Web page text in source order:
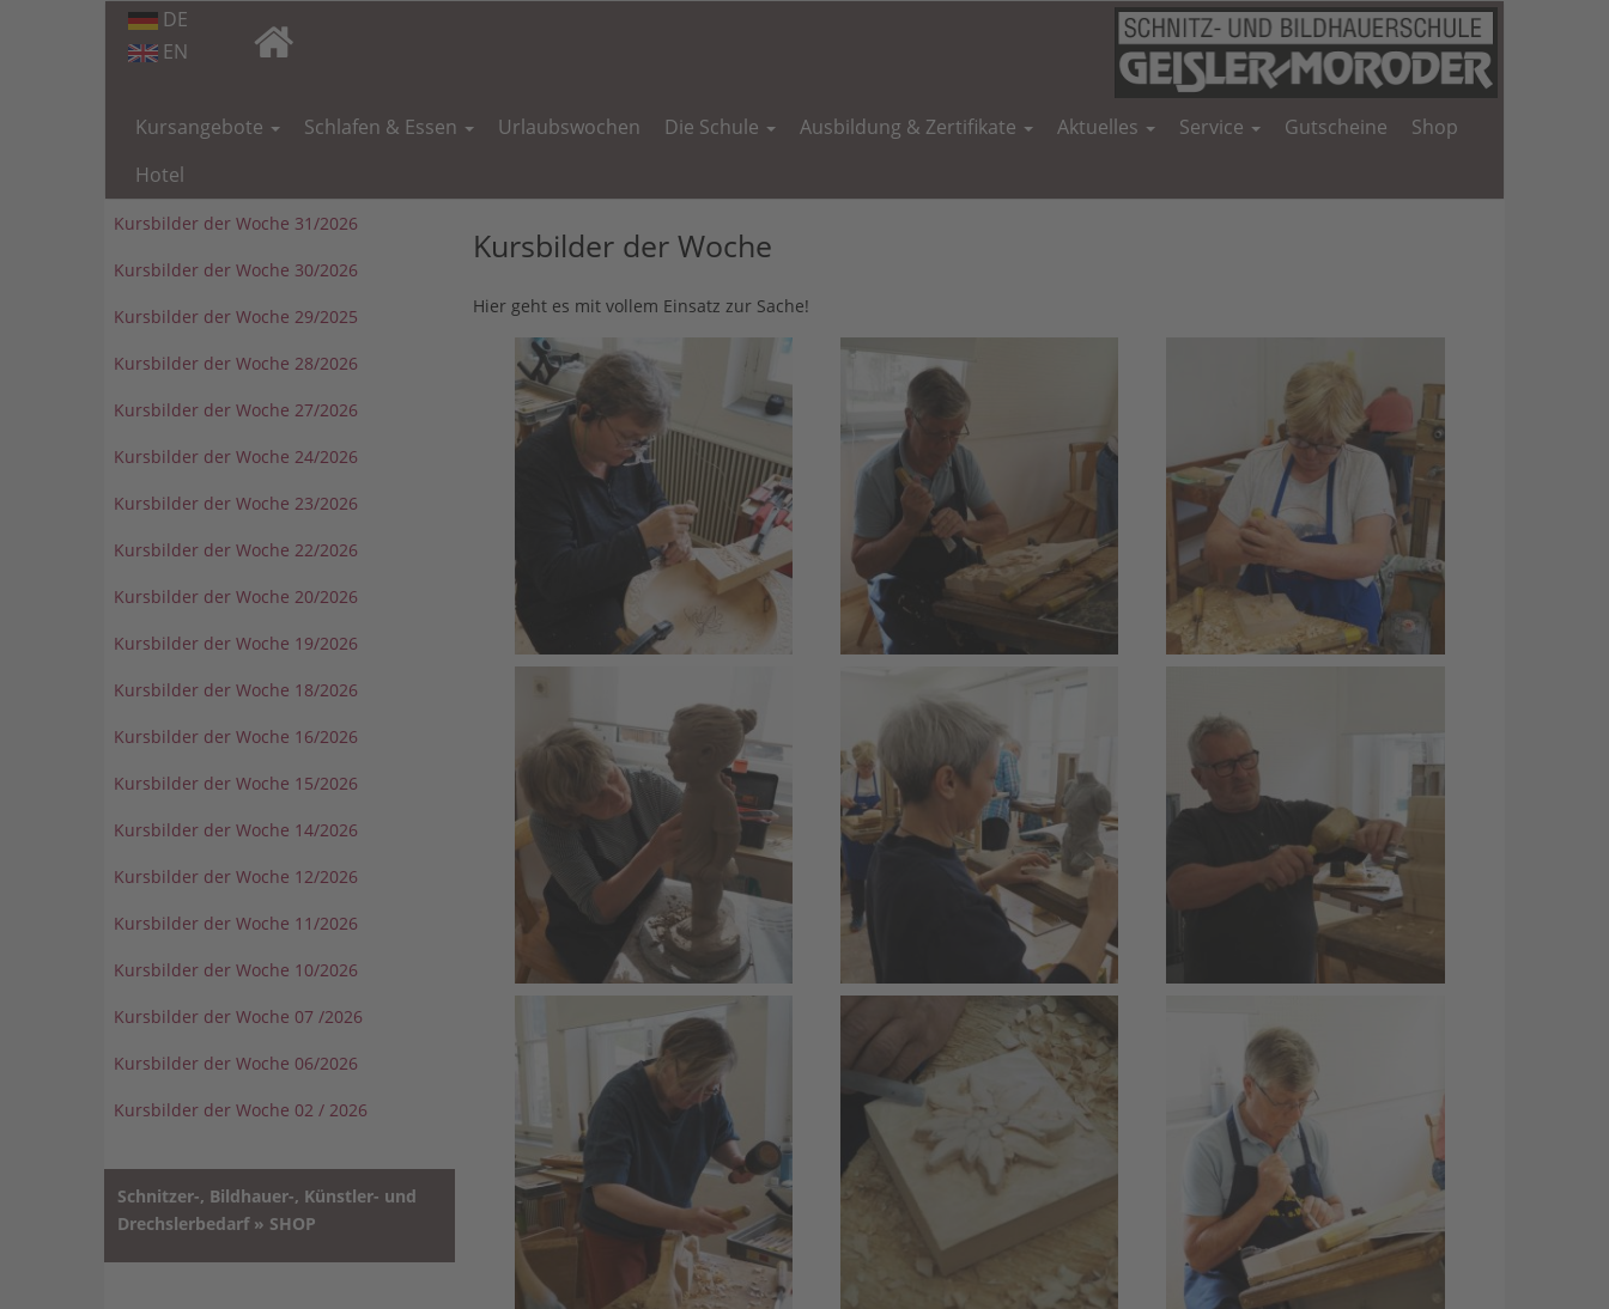
DE
EN
Kursangebote Schlafen & Essen Urlaubswochen Die Schule Ausbildung & Zertifikate Aktuelles Service Gutscheine
Shop
Hotel
Kursbilder der Woche
Hier geht es mit vollem Einsatz zur Sache!
Kursbilder der Woche 31/2026
Kursbilder der Woche 30/2026
Kursbilder der Woche 29/2025
Kursbilder der Woche 28/2026
Kursbilder der Woche 27/2026
Kursbilder der Woche 24/2026
Kursbilder der Woche 23/2026
Kursbilder der Woche 22/2026
Kursbilder der Woche 20/2026
Kursbilder der Woche 19/2026
Kursbilder der Woche 18/2026
Kursbilder der Woche 16/2026
Kursbilder der Woche 15/2026
Kursbilder der Woche 14/2026
Kursbilder der Woche 12/2026
Kursbilder der Woche 11/2026
Kursbilder der Woche 10/2026
Kursbilder der Woche 07 /2026
Kursbilder der Woche 06/2026
Kursbilder der Woche 02 / 2026
Schnitzer-, Bildhauer-, Künstler- und
Drechslerbedarf » SHOP